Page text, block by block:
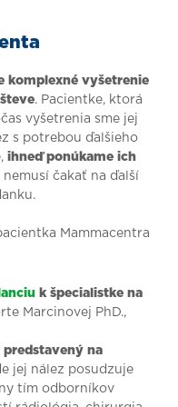
komplexné vyšetrenie
. Pacientke, ktorá
vyšetrenia sme jej
s potrebou ďalšieho
ihneď ponúkame ich
čakať na ďalší
Mammacentra
k špecialistke na
Marcinovej PhD.,
predstavený na
jej nález posudzuje
tím odborníkov